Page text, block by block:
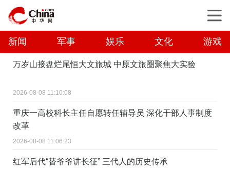
新闻 军事 娱乐 文化 游戏
万岁山接盘烂尾恒大文旅城 中原文旅圈聚焦大实验
2026-08-08 11:10:08
重庆一高校科长主任自愿转任辅导员 深化干部人事制度
改革
2026-08-08 11:06:23
红军后代“替爷爷讲长征” 三代人的历史传承